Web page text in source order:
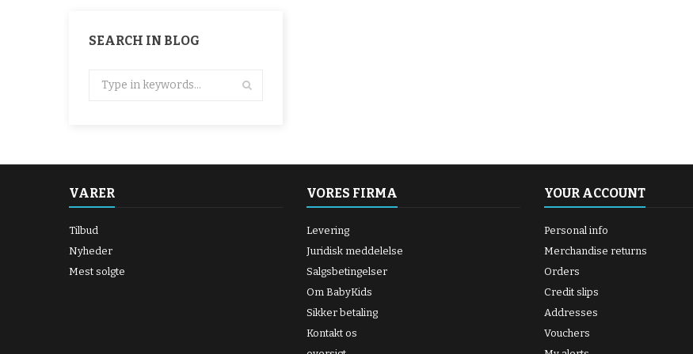
SEARCH IN BLOG
VARER
Tilbud
Nyheder
Mest solgte
VORES FIRMA
Levering
Juridisk meddelelse
Salgsbetingelser
Om BabyKids
Sikker betaling
Kontakt os
YOUR ACCOUNT
Personal info
Merchandise returns
Orders
Credit slips
Addresses
Vouchers